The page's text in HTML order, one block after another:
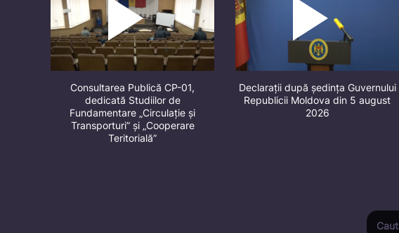
Consultarea Publică CP-01,
dedicată Studiilor de
Fundamentare „Circulație și
Transporturi” și „Cooperare
Teritorială”
Declarații după ședința Guvernului
Republicii Moldova din 5 august
2026